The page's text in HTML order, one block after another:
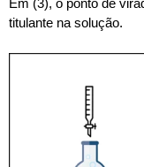
Em (3), o ponto de
titulante na solução.